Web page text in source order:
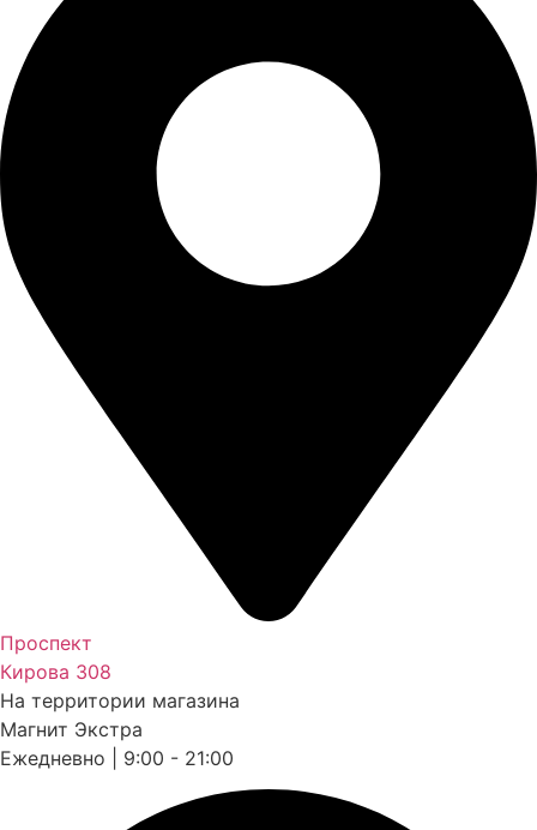
Проспект
Кирова 308
На территории магазина
Магнит Экстра
Ежедневно | 9:00 - 21:00